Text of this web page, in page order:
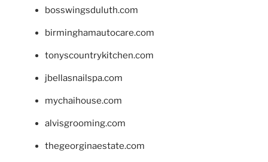
bosswingsduluth.com
birminghamautocare.com
tonyscountrykitchen.com
jbellasnailspa.com
mychaihouse.com
alvisgrooming.com
thegeorginaestate.com